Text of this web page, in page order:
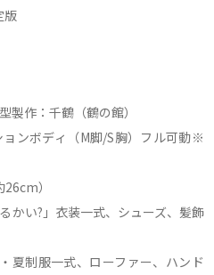
版
作：千鶴（鶴の館）
ンボディ（M脚/S胸）フル可動※
）
かい?」衣装一式、シューズ、髪飾
夏制服一式、ローファー、ハンド